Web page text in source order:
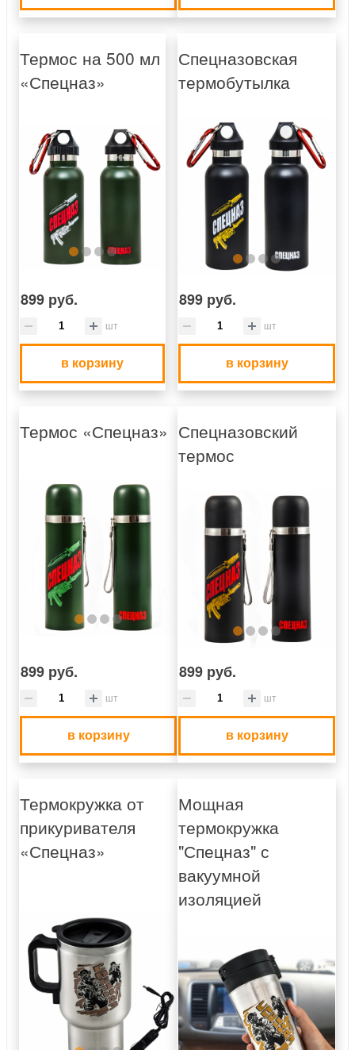
Термос на 500 мл
«Спецназ»
899 руб.
шт
в корзину
Спецназовская
термобутылка
899 руб.
шт
в корзину
Термос «Спецназ»
899 руб.
шт
в корзину
Спецназовский
термос
899 руб.
шт
в корзину
Термокружка от
прикуривателя
«Спецназ»
Мощная
термокружка
"Спецназ" с
вакуумной
изоляцией